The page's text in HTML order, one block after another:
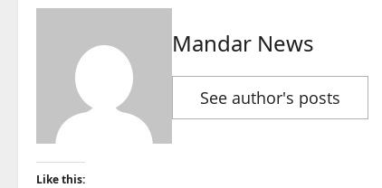
Mandar News
See author's posts
Like this: